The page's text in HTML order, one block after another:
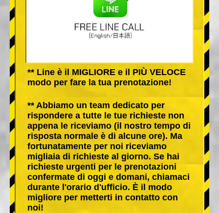
** Line è il MIGLIORE e il PIÙ VELOCE
modo per fare la tua prenotazione!
** Abbiamo un team dedicato per
rispondere a tutte le tue richieste non
appena le riceviamo (il nostro tempo di
risposta normale è di alcune ore). Ma
fortunatamente per noi riceviamo
migliaia di richieste al giorno. Se hai
richieste urgenti per le prenotazioni
confermate di oggi e domani, chiamaci
durante l'orario d'ufficio. È il modo
migliore per metterti in contatto con
noi!